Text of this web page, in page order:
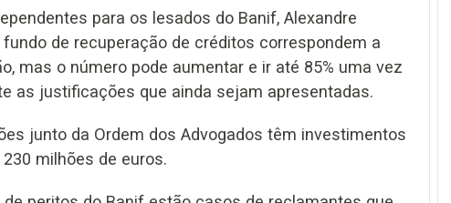
para os lesados do Banif, Alexandre
de recuperação de créditos correspondem a
mas o número pode aumentar e ir até 85% uma vez
as justificações que ainda sejam apresentadas.
junto da Ordem dos Advogados têm investimentos
milhões de euros.